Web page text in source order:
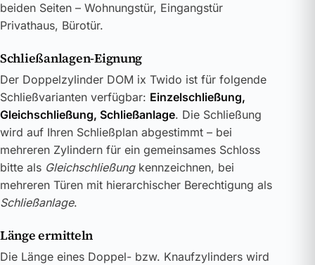
beiden Seiten – Wohnungstür, Eingangstür
Privathaus, Bürotür.
Schließanlagen-Eignung
Der Doppelzylinder DOM ix Twido ist für folgende
Schließvarianten verfügbar: Einzelschließung,
Gleichschließung, Schließanlage. Die Schließung
wird auf Ihren Schließplan abgestimmt – bei
mehreren Zylindern für ein gemeinsames Schloss
bitte als Gleichschließungkennzeichnen, bei
mehreren Türen mit hierarchischer Berechtigung als
Schließanlage.
Länge ermitteln
Die Länge eines Doppel- bzw. Knaufzylinders wird